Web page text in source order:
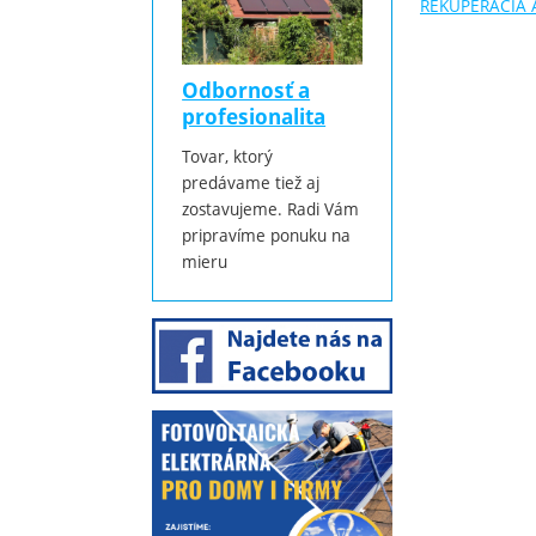
REKUPERÁCIA
Odbornosť a
profesionalita
Tovar, ktorý
predávame tiež aj
zostavujeme. Radi Vám
pripravíme ponuku na
mieru